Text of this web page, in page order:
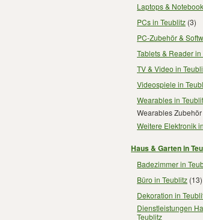
Laptops &
PCs in Teublitz (3)
PC-Zubehör &
Tablets & Reader
TV & Video in
Videospiele in
Wearables in
Wearables
Weitere Elektronik
Haus & Garten in
Badezimmer in
Büro in Teublitz (13)
Dekoration in
Dienstleistungen
Teublitz